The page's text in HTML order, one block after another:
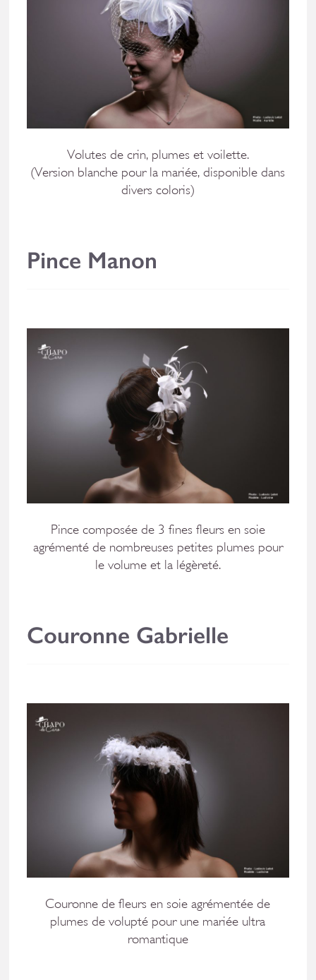
Volutes de crin, plumes et voilette.
(Version blanche pour la mariée, disponible dans
divers coloris)
Pince Manon
Pince composée de 3 fines fleurs en soie
agrémenté de nombreuses petites plumes pour
le volume et la légèreté.
Couronne Gabrielle
Couronne de fleurs en soie agrémentée de
plumes de volupté pour une mariée ultra
romantique